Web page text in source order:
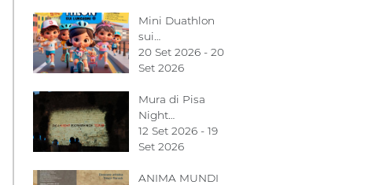
Mini Duathlon
sui…
20 Set 2026 - 20
Set 2026
Mura di Pisa
Night…
12 Set 2026 - 19
Set 2026
ANIMA MUNDI